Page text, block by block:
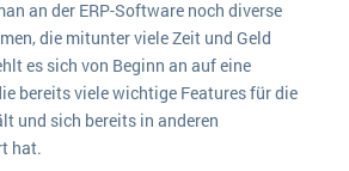
an der ERP-Software noch diverse
die mitunter viele Zeit und Geld
es sich von Beginn an auf eine
bereits viele wichtige Features für die
und sich bereits in anderen
hat.